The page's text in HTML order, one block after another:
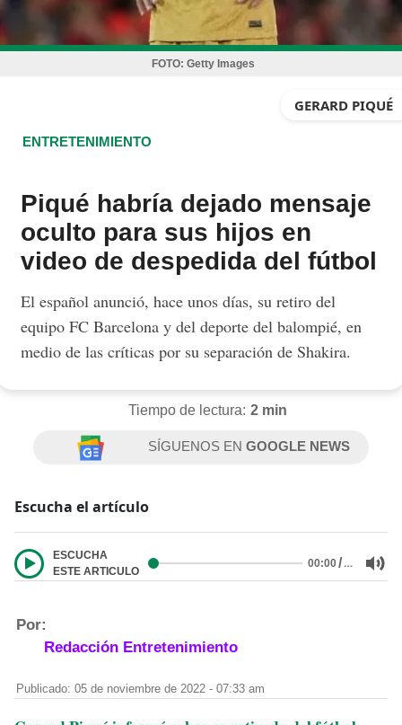
FOTO: Getty Images
GERARD PIQUÉ
ENTRETENIMIENTO
Piqué habría dejado mensaje
oculto para sus hijos en
video de despedida del fútbol
El español anunció, hace unos días, su retiro del
equipo FC Barcelona y del deporte del balompié, en
medio de las críticas por su separación de Shakira.
Tiempo de lectura: 2 min
SÍGUENOS ENGOOGLE NEWS
Escucha el artículo
ESCUCHA
ESTE ARTICULO
00:00/…
Por:
Redacción Entretenimiento
Publicado: 05 de noviembre de 2022 - 07:33 am